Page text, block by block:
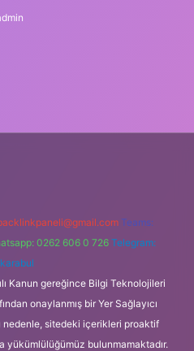
Teams:
0262 606 0 726 Telegram:
Kanun gereğince Bilgi Teknolojileri
onaylanmış bir Yer Sağlayıcı
sitedeki içerikleri proaktif
yükümlülüğümüz bulunmamaktadır.